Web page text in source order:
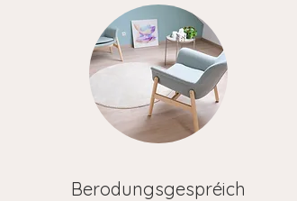
Berodungsgespréich